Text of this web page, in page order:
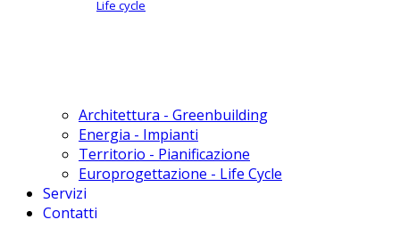
Life cycle
Architettura - Greenbuilding
Energia - Impianti
Territorio - Pianificazione
Europrogettazione - Life Cycle
Servizi
Contatti